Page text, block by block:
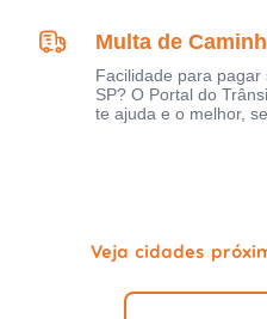
Multa de
Facilidade para
SP? O Portal do
te ajuda e o melhor,
Veja cidades